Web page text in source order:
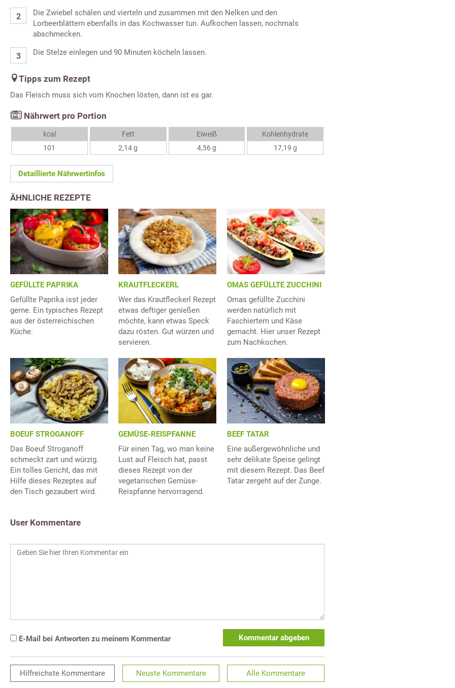
Die Zwiebel schälen und vierteln und zusammen mit den Nelken und den
Lorbeerblättern ebenfalls in das Kochwasser tun. Aufkochen lassen, nochmals
abschmecken.
Die Stelze einlegen und 90 Minuten köcheln lassen.
Tipps zum Rezept
Das Fleisch muss sich vom Knochen lösten, dann ist es gar.
Nährwert pro Portion
kcal
101
Fett
2,14 g
Eiweiß
4,56 g
Kohlenhydrate
17,19 g
Detaillierte Nährwertinfos
ÄHNLICHE REZEPTE
GEFÜLLTE PAPRIKA
Gefüllte Paprika isst jeder
gerne. Ein typisches Rezept
aus der österreichischen
Küche.
KRAUTFLECKERL
Wer das Krautfleckerl Rezept
etwas deftiger genießen
möchte, kann etwas Speck
dazu rösten. Gut würzen und
servieren.
OMAS GEFÜLLTE ZUCCHINI
Omas gefüllte Zucchini
werden natürlich mit
Faschiertem und Käse
gemacht. Hier unser Rezept
zum Nachkochen.
BOEUF STROGANOFF
Das Boeuf Stroganoff
schmeckt zart und würzig.
Ein tolles Gericht, das mit
Hilfe dieses Rezeptes auf
den Tisch gezaubert wird.
GEMÜSE-REISPFANNE
Für einen Tag, wo man keine
Lust auf Fleisch hat, passt
dieses Rezept von der
vegetarischen Gemüse-
Reispfanne hervorragend.
BEEF TATAR
Eine außergewöhnliche und
sehr delikate Speise gelingt
mit diesem Rezept. Das Beef
Tatar zergeht auf der Zunge.
User Kommentare
E-Mail bei Antworten zu meinem Kommentar Kommentar abgeben
Hilfreichste Kommentare Neuste Kommentare Alle Kommentare